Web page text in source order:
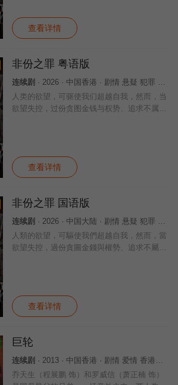
括
查看详情
非份之罪 粤语版
连续剧 · 2026 · 中国香港 · 剧情 悬疑 犯罪 香港
人类的欲望，可驱使我们超越自我，然而，当
欲望失控，过份贪图金钱与权势、追求不属于
括
查看详情
非份之罪 国语版
连续剧 · 2026 · 中国大陆 · 剧情 悬疑 犯罪 国产
人類的欲望，可驅使我們超越自我，然而，當
欲望失控，過份貪圖金錢與權勢、追求不屬於
括
查看详情
巨轮
连续剧 · 2013 · 中国香港 · 剧情 爱情 香港剧 港澳
乔天生（程展鹏 饰）和罗威信（萧正楠 饰）